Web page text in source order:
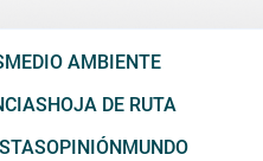
MEDIO AMBIENTE
HOJA DE RUTA
OPINIÓNMUNDO